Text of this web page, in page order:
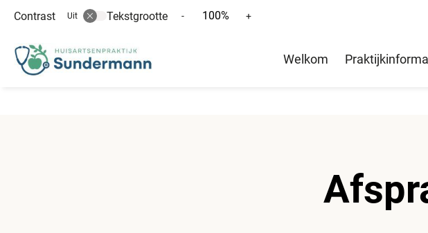
Contrast Uit Tekstgrootte
Tekst
- 100%
Tekst
+
Welkom